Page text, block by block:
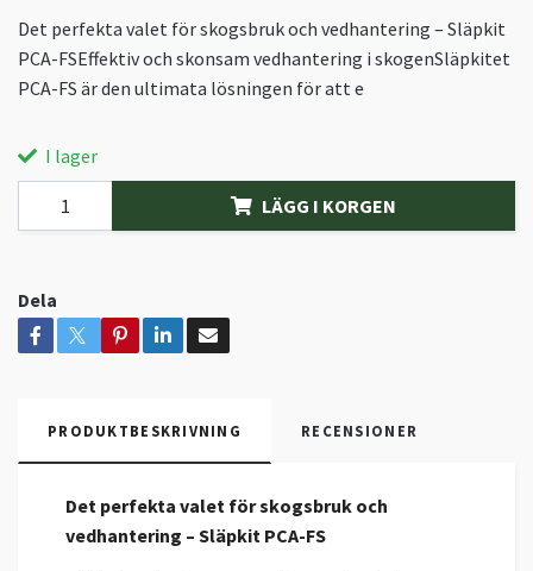
Det perfekta valet för skogsbruk och vedhantering – Släpkit
PCA-FSEffektiv och skonsam vedhantering i skogenSläpkitet
PCA-FS är den ultimata lösningen för att e
I lager
LÄGG I KORGEN
Dela
PRODUKTBESKRIVNING RECENSIONER
Det perfekta valet för skogsbruk och
vedhantering – Släpkit PCA-FS